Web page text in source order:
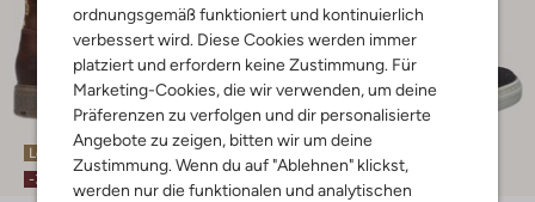
ordnungsgemäß funktioniert und kontinuierlich
verbessert wird. Diese Cookies werden immer
platziert und erfordern keine Zustimmung. Für
Marketing-Cookies, die wir verwenden, um deine
Präferenzen zu verfolgen und dir personalisierte
Angebote zu zeigen, bitten wir um deine
Zustimmung. Wenn du auf "Ablehnen" klickst,
werden nur die funktionalen und analytischen
Letzter Artikel
-30%
Letzter Artikel